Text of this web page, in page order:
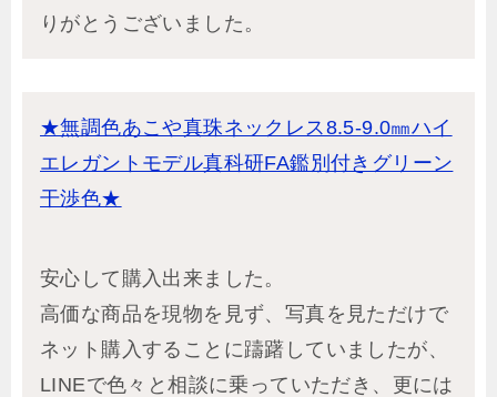
りがとうございました。
★無調色あこや真珠ネックレス8.5-9.0㎜ハイ
エレガントモデル真科研FA鑑別付きグリーン
干渉色★
安心して購入出来ました。
高価な商品を現物を見ず、写真を見ただけで
ネット購入することに躊躇していましたが、
LINEで色々と相談に乗っていただき、更には